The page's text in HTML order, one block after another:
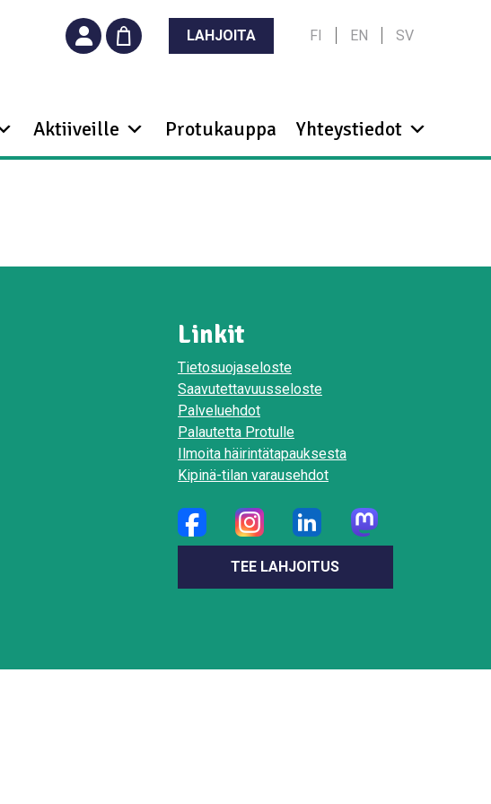
LAHJOITA FI EN SV
Aktiiveille Protukauppa Yhteystiedot
Linkit
Tietosuojaseloste
Saavutettavuusseloste
Palveluehdot
Palautetta Protulle
Ilmoita häirintätapauksesta
Kipinä-tilan varausehdot
TEE LAHJOITUS